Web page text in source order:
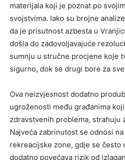
materijala koji je poznat po
svojstvima. Iako su brojne
da je prisutnost azbesta u
došla do zadovoljavajuće
sumnju u stručne procjene koje
sigurno, dok se drugi bore za
Ova neizvjesnost dodatno
ugroženosti među građanima
zdravstvenih problema, strahuju
Najveća zabrinutost se odnosi
rekreacijske zone, gdje se često
dodatno povećava rizik od